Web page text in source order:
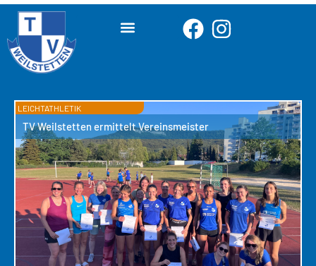
LEICHTATHLETIK
TV Weilstetten ermittelt Vereinsmeister